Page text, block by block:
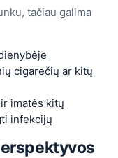
tačiau galima
cigarečių ar kitų
imatės kitų
infekcijų